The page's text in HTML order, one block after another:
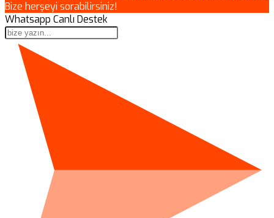
Bize herşeyi sorabilirsiniz!
Whatsapp Canlı Destek